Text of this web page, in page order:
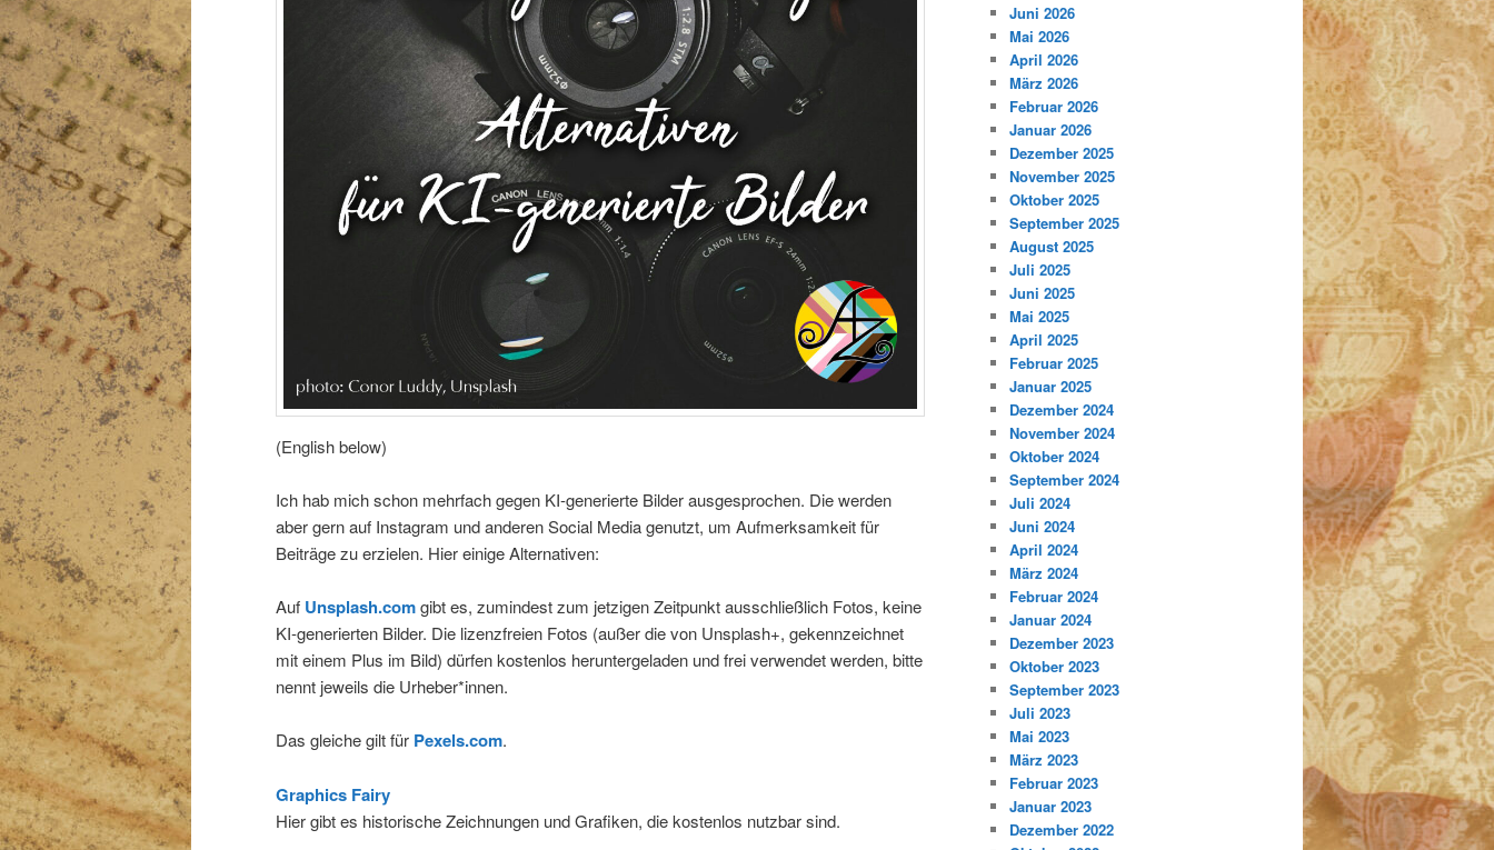
(English below)
Ich hab mich schon mehrfach gegen KI-generierte Bilder ausgesprochen. Die werden
aber gern auf Instagram und anderen Social Media genutzt, um Aufmerksamkeit für
Beiträge zu erzielen. Hier einige Alternativen:
Auf Unsplash.comgibt es, zumindest zum jetzigen Zeitpunkt ausschließlich Fotos, keine
KI-generierten Bilder. Die lizenzfreien Fotos (außer die von Unsplash+, gekennzeichnet
mit einem Plus im Bild) dürfen kostenlos heruntergeladen und frei verwendet werden, bitte
nennt jeweils die Urheber*innen.
Das gleiche gilt für Pexels.com.
Graphics Fairy
Hier gibt es historische Zeichnungen und Grafiken, die kostenlos nutzbar sind.
Juni 2026
Mai 2026
April 2026
März 2026
Februar 2026
Januar 2026
Dezember 2025
November 2025
Oktober 2025
September 2025
August 2025
Juli 2025
Juni 2025
Mai 2025
April 2025
Februar 2025
Januar 2025
Dezember 2024
November 2024
Oktober 2024
September 2024
Juli 2024
Juni 2024
April 2024
März 2024
Februar 2024
Januar 2024
Dezember 2023
Oktober 2023
September 2023
Juli 2023
Mai 2023
März 2023
Februar 2023
Januar 2023
Dezember 2022